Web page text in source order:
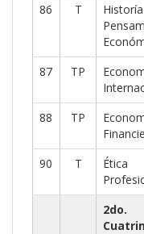
86 T
87 TP
88 TP
90 T
Ética
2do.